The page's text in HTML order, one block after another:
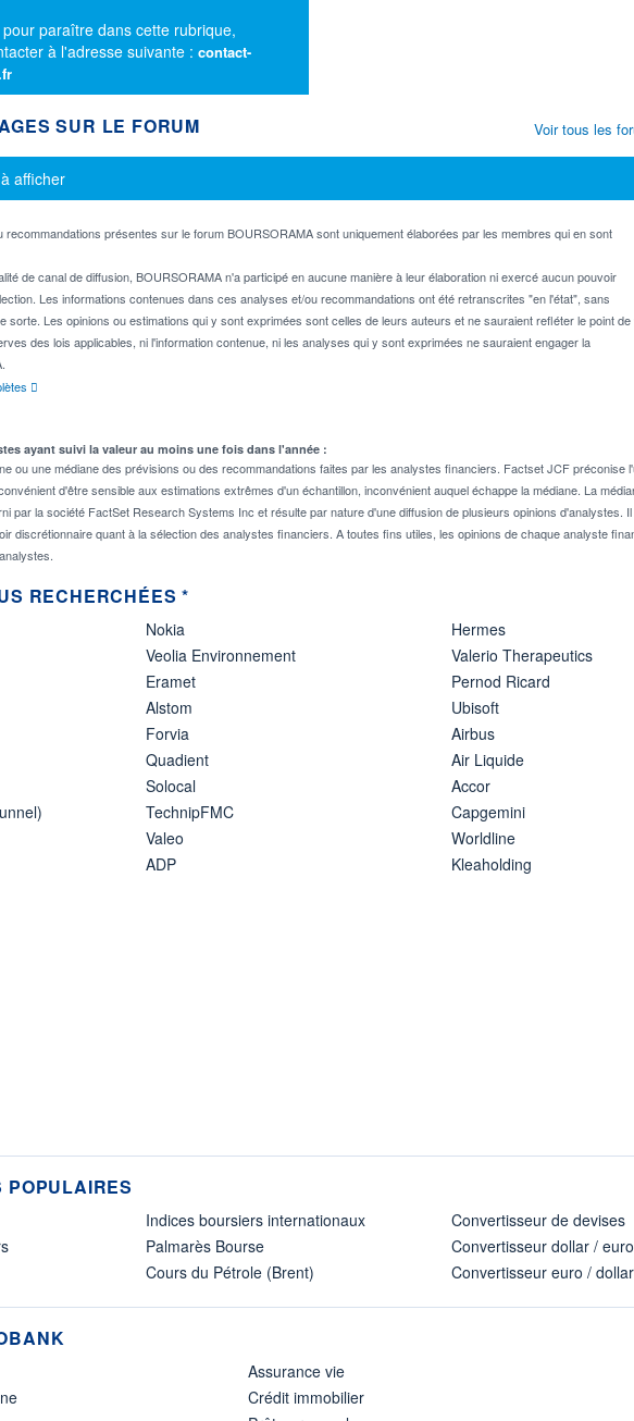
paraître dans cette rubrique,
à l'adresse suivante : contact-
SUR LE FORUM
afficher
recommandations présentes sur le forum BOURSORAMA sont uniquement élaborées par les membres qui en sont
de canal de diffusion, BOURSORAMA n'a participé en aucune manière à leur élaboration ni exercé aucun pouvoir
Les informations contenues dans ces analyses et/ou recommandations ont été retranscrites "en l'état", sans
sorte. Les opinions ou estimations qui y sont exprimées sont celles de leurs auteurs et ne sauraient refléter le point
des lois applicables, ni l'information contenue, ni les analyses qui y sont exprimées ne sauraient engager la
Voir tous les
ayant suivi la valeur au moins une fois dans l'année :
ou une médiane des prévisions ou des recommandations faites par les analystes financiers. Factset JCF préconise
d'être sensible aux estimations extrêmes d'un échantillon, inconvénient auquel échappe la médiane. La
par la société FactSet Research Systems Inc et résulte par nature d'une diffusion de plusieurs opinions d'analystes.
discrétionnaire quant à la sélection des analystes financiers. A toutes fins utiles, les opinions de chaque analyste
RECHERCHÉES *
Nokia
Veolia Environnement
Eramet
Alstom
Forvia
Quadient
Solocal
TechnipFMC
Valeo
ADP
Hermes
Valerio Therapeutics
Pernod Ricard
Ubisoft
Airbus
Air Liquide
Accor
Capgemini
Worldline
Kleaholding
POPULAIRES
Indices boursiers internationaux
Palmarès Bourse
Cours du Pétrole (Brent)
Convertisseur de devises
Convertisseur dollar / euro
Convertisseur euro / dollar
Assurance vie
Crédit immobilier